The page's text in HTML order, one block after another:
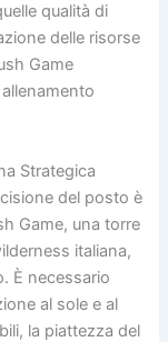
qualità di
delle risorse
Game
Strategica
del posto è
Game, una torre
italiana,
È necessario
al sole e al
la piattezza del